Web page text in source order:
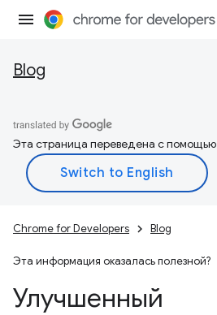
Blog
Эта страница переведена с помощью
Chrome for Developers Blog
Эта информация оказалась полезной?
Улучшенный